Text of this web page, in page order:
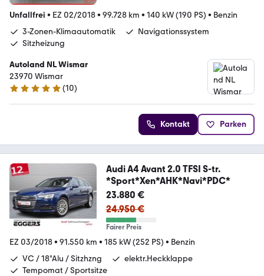
Unfallfrei • EZ 02/2018• 99.728 km • 140 kW (190 PS) • Benzin
3-Zonen-Klimaautomatik
Navigationssystem
Sitzheizung
Autoland NL Wismar
23970 Wismar
4.9 Sterne
(10)
Kontakt Parken
Audi A4 Avant 2.0 TFSI S-tr.
*Sport*Xen*AHK*Navi*PDC*
23.880 €
24.950 €
Fairer Preis
EZ 03/2018• 91.550 km • 185 kW (252 PS) • Benzin
VC / 18"Alu / Sitzhzng
elektr.Heckklappe
Tempomat / Sportsitze